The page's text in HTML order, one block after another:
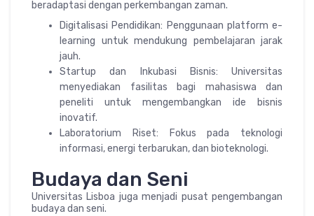
beradaptasi dengan perkembangan zaman.
Digitalisasi Pendidikan: Penggunaan platform e-
learning untuk mendukung pembelajaran jarak
jauh.
Startup dan Inkubasi Bisnis: Universitas
menyediakan fasilitas bagi mahasiswa dan
peneliti untuk mengembangkan ide bisnis
inovatif.
Laboratorium Riset: Fokus pada teknologi
informasi, energi terbarukan, dan bioteknologi.
Budaya dan Seni
Universitas Lisboa juga menjadi pusat pengembangan
budaya dan seni.